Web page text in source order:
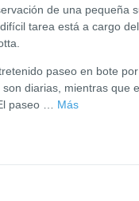
de una pequeña
tarea está a cargo
paseo en bote
diarias, mientras que
paseo
Más